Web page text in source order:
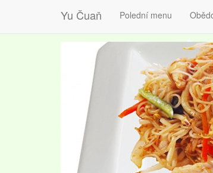
Yu Čuaň Polední menu